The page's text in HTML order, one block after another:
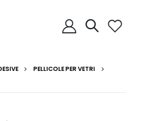
PELLICOLE PER VETRI